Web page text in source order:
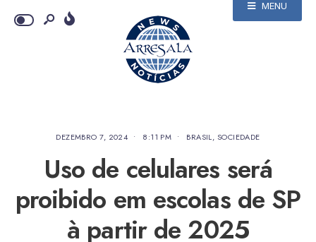
MENU
DEZEMBRO 7, 2024 • 8:11 PM • BRASIL, SOCIEDADE
Uso de celulares será
proibido em escolas de SP
à partir de 2025